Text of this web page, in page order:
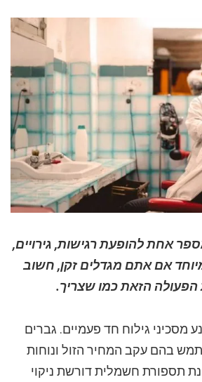
אחת להופעת רגישות, גירויים,
אם אתם מגדלים זקן, חשוב
הזאת כמו שצריך.
מסכיני גילוח חד פעמיים. גברים
בהם עקב המחיר הזול ונוחות
תספורת חשמלית דורשת ניקוי